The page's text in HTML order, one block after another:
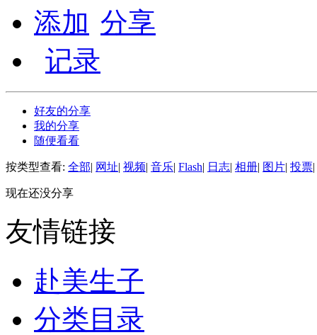
添加 分享
记录
好友的分享
我的分享
随便看看
按类型查看: 全部| 网址| 视频| 音乐| Flash| 日志| 相册| 图片| 投票|
现在还没分享
友情链接
赴美生子
分类目录